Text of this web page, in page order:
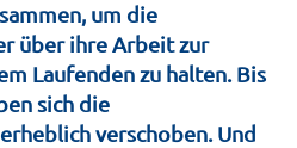
um die
über ihre Arbeit zur
Laufenden zu halten. Bis
sich die
verschoben. Und